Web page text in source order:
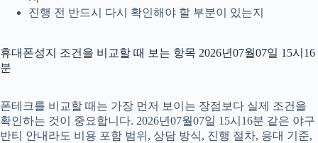
진행 전 반드시 다시 확인해야 할 부분이 있는지
휴대폰성지 조건을 비교할 때 보는 항목 2026년07월07일 15시16
분
폰테크를 비교할 때는 가장 먼저 보이는 장점보다 실제 조건을
확인하는 것이 중요합니다. 2026년07월07일 15시16분 같은 야구
반티 안내라도 비용 포함 범위, 상담 방식, 진행 절차, 응대 기준,